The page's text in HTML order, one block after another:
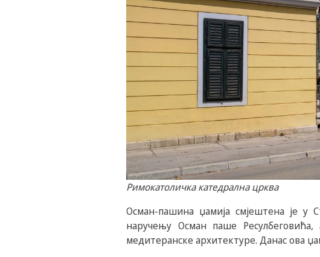
Римокатоличка катедрална црква
Осман-пашина џамија смјештена је у
наручењу Осман паше
медитеранске архитектуре. Данас ова